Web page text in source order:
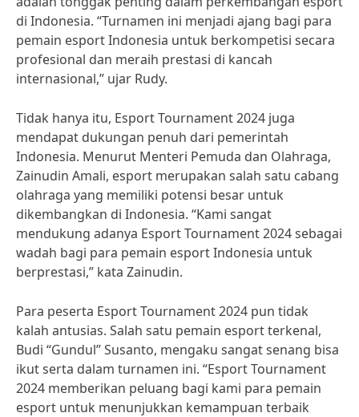
di Indonesia. “Turnamen ini menjadi ajang bagi para
pemain esport Indonesia untuk berkompetisi secara
profesional dan meraih prestasi di kancah
internasional,” ujar Rudy.
Tidak hanya itu, Esport Tournament 2024 juga
mendapat dukungan penuh dari pemerintah
Indonesia. Menurut Menteri Pemuda dan Olahraga,
Zainudin Amali, esport merupakan salah satu cabang
olahraga yang memiliki potensi besar untuk
dikembangkan di Indonesia. “Kami sangat
mendukung adanya Esport Tournament 2024 sebagai
wadah bagi para pemain esport Indonesia untuk
berprestasi,” kata Zainudin.
Para peserta Esport Tournament 2024 pun tidak
kalah antusias. Salah satu pemain esport terkenal,
Budi “Gundul” Susanto, mengaku sangat senang bisa
ikut serta dalam turnamen ini. “Esport Tournament
2024 memberikan peluang bagi kami para pemain
esport untuk menunjukkan kemampuan terbaik